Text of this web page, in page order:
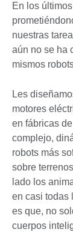
En los
nuestras
aún no se ha
mismos
Les
motores
en fábricas
complejo,
robots más
sobre
lado los
en casi todas
es que, no
cuerpos